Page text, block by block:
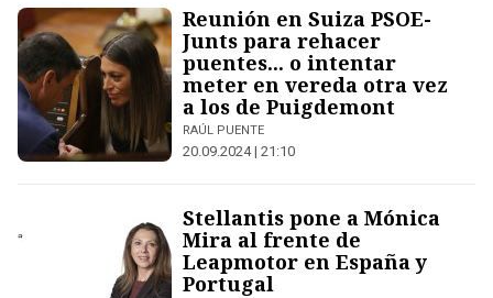
Reunión en Suiza PSOE-
Junts para rehacer
puentes... o intentar
meter en vereda otra vez
a los de Puigdemont
RAÚL PUENTE
20.09.2024 | 21:10
Stellantis pone a Mónica
Mira al frente de
Leapmotor en España y
Portugal